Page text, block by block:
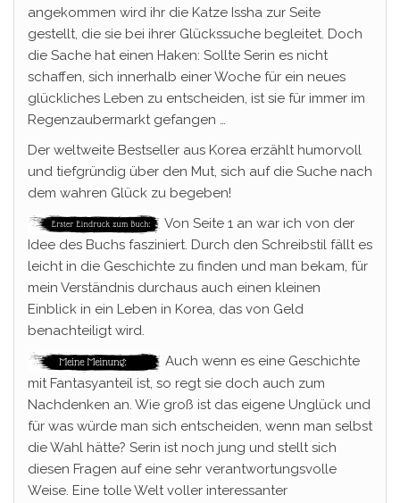
angekommen wird ihr die Katze Issha zur Seite
gestellt, die sie bei ihrer Glückssuche begleitet. Doch
die Sache hat einen Haken: Sollte Serin es nicht
schaffen, sich innerhalb einer Woche für ein neues
glückliches Leben zu entscheiden, ist sie für immer im
Regenzaubermarkt gefangen …
Der weltweite Bestseller aus Korea erzählt humorvoll
und tiefgründig über den Mut, sich auf die Suche nach
dem wahren Glück zu begeben!
Von Seite 1 an war ich von der
Idee des Buchs fasziniert. Durch den Schreibstil fällt es
leicht in die Geschichte zu finden und man bekam, für
mein Verständnis durchaus auch einen kleinen
Einblick in ein Leben in Korea, das von Geld
benachteiligt wird.
Auch wenn es eine Geschichte
mit Fantasyanteil ist, so regt sie doch auch zum
Nachdenken an. Wie groß ist das eigene Unglück und
für was würde man sich entscheiden, wenn man selbst
die Wahl hätte? Serin ist noch jung und stellt sich
diesen Fragen auf eine sehr verantwortungsvolle
Weise. Eine tolle Welt voller interessanter